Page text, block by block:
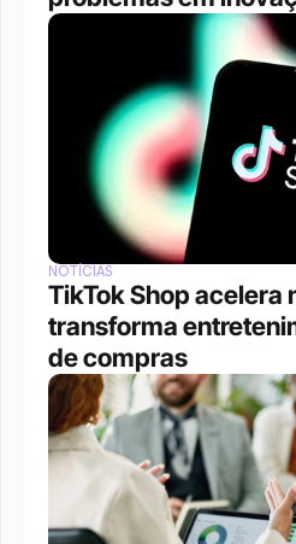
NOTÍCIAS
TikTok Shop acelera
transforma
de compras